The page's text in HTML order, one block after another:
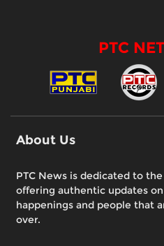
PTC
About Us
PTC News is dedicated to
offering authentic updates
happenings and people that
over.